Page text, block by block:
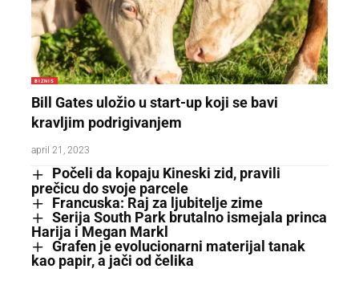
BIZNIS
Bill Gates uložio u start-up koji se bavi
kravljim podrigivanjem
april 21, 2023
Počeli da kopaju Kineski zid, pravili
prečicu do svoje parcele
Francuska: Raj za ljubitelje zime
Serija South Park brutalno ismejala princa
Harija i Megan Markl
Grafen je evolucionarni materijal tanak
kao papir, a jači od čelika